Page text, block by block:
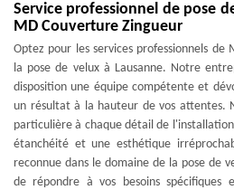
Service professionnel de pose
MD Couverture Zingueur
Optez pour les services professionnels de
la pose de velux à Lausanne. Notre
disposition une équipe compétente et
un résultat à la hauteur de vos attentes.
particulière à chaque détail de
étanchéité et une esthétique
reconnue dans le domaine de la pose de
de répondre à vos besoins spécifiques